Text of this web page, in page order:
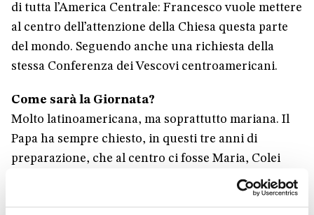
di tutta l’America Centrale: Francesco vuole mettere
al centro dell’attenzione della Chiesa questa parte
del mondo. Seguendo anche una richiesta della
stessa Conferenza dei Vescovi centroamericani.
Come sarà la Giornata?
Molto latinoamericana, ma soprattutto mariana. Il
Papa ha sempre chiesto, in questi tre anni di
preparazione, che al centro ci fosse Maria, Colei
che ci conduce a Gesù. Nel suo messaggio ai giovani
ha scritto: «Cerchiamo di ascoltare insieme a Lei la